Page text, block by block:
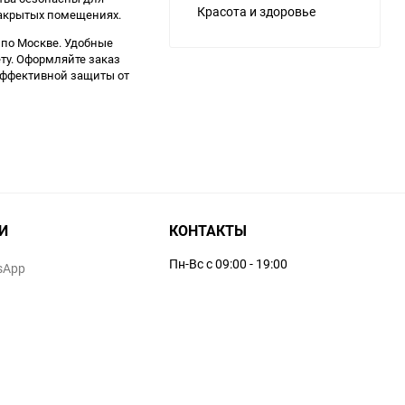
помещениях.
Москве. Удобные
Оформляйте заказ
защиты от
Красота и здоровье
КОНТАКТЫ
Пн-Вс с 09:00 - 19:00